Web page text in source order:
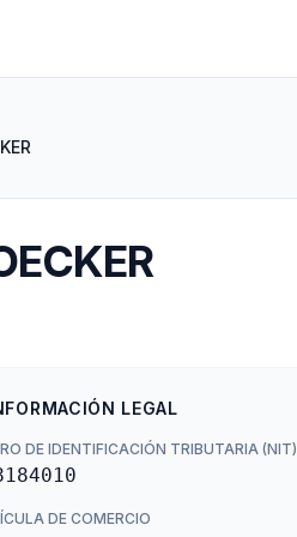
LEGAL
DE IDENTIFICACIÓN TRIBUTARIA (NIT)
DE COMERCIO